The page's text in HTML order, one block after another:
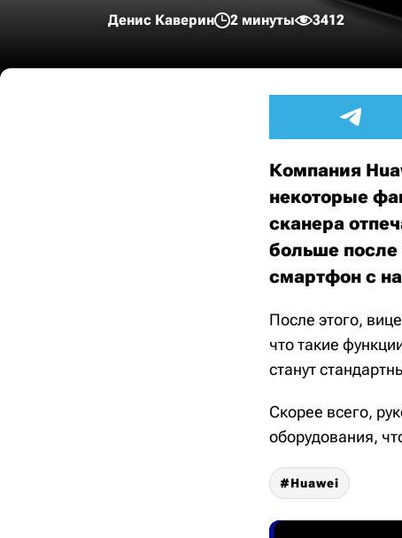
Денис Каверин 2 минуты 3412
Компания
некоторые
сканера
больше после
смартфон с
После этого,
что такие
станут
Скорее всего,
оборудования,
Huawei